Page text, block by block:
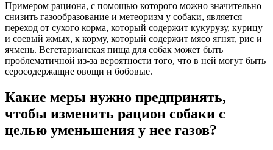
Примером рациона, с помощью которого можно значительно
снизить газообразование и метеоризм у собаки, является
переход от сухого корма, который содержит кукурузу, курицу
и соевый жмых, к корму, который содержит мясо ягнят, рис и
ячмень. Вегетарианская пища для собак может быть
проблематичной из-за вероятности того, что в ней могут быть
серосодержащие овощи и бобовые.
Какие меры нужно предпринять,
чтобы изменить рацион собаки с
целью уменьшения у нее газов?